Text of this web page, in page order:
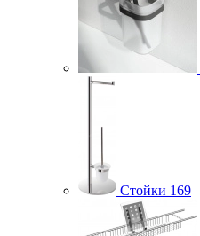
Стойки 169